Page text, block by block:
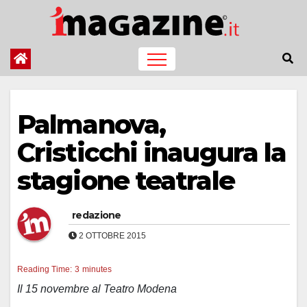
contenuto
Palmanova,
Cristicchi inaugura la
stagione teatrale
redazione
2 OTTOBRE 2015
Reading Time: 3 minutes
Il 15 novembre al Teatro Modena